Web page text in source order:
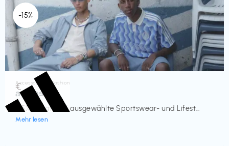
-15%
Accessoires & Fashion
adidas
-15% Rabatt auf ausgewählte Sportswear- und Lifest...
Mehr lesen
€‎